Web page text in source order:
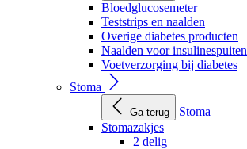
Bloedglucosemeter
Teststrips en naalden
Overige diabetes producten
Naalden voor insulinespuiten
Voetverzorging bij diabetes
Stoma
Ga terug
Stoma
Stomazakjes
2 delig